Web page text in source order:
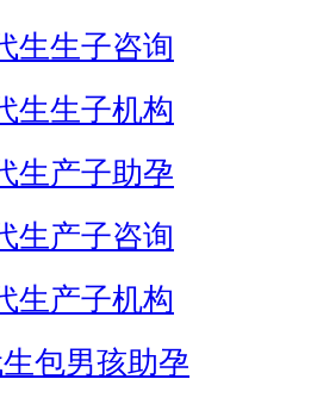
生生子咨询
生生子机构
生产子助孕
生产子咨询
生产子机构
包男孩助孕